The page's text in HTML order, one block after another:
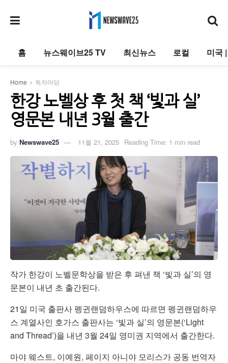
홈 뉴스웨이브25 TV 최신뉴스 로컬 미국
Home 독자마당
한강 노벨상 후 첫 책 ‘빛과 실’
영문본 내년 3월 출간
by Newswave25 11월 21, 2025 Reading Time: 1 min read
작가 한강이 노벨문학상을 받은 후 펴낸 책 ‘빛과 실’의 영
문본이 내년 초 출간된다.
21일 미국 출판사 펭귄랜덤하우스에 따르면 펭귄랜덤하우
스 계열사인 호가스 출판사는 ‘빛과 실’의 영문본(‘Light
and Thread’)을 내년 3월 24일 영미권 지역에서 출간한다.
마야 웨스트, 이예원, 페이지 아니야 모리스가 공동 번역자